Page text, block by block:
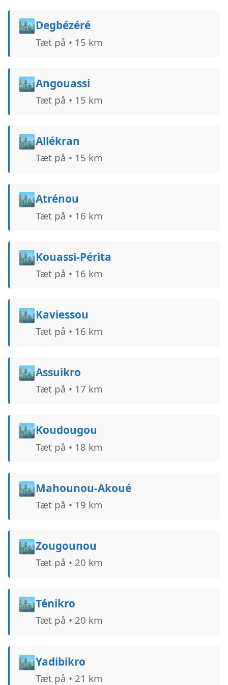
🏙️Degbézéré
Tæt på • 15 km
🏙️Angouassi
Tæt på • 15 km
🏙️Allékran
Tæt på • 15 km
🏙️Atrénou
Tæt på • 16 km
🏙️Kouassi-Périta
Tæt på • 16 km
🏙️Kaviessou
Tæt på • 16 km
🏙️Assuikro
Tæt på • 17 km
🏙️Koudougou
Tæt på • 18 km
🏙️Mahounou-Akoué
Tæt på • 19 km
🏙️Zougounou
Tæt på • 20 km
🏙️Ténikro
Tæt på • 20 km
🏙️Yadibikro
Tæt på • 21 km